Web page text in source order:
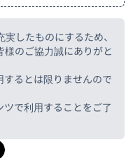
したものにするため、
のご協力誠にありがと
るとは限りませんので
で利用することをご了